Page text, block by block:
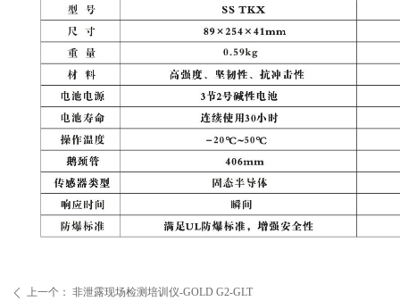
ꄴ 上一个： 非泄露现场检测培训仪-GOLD G2-GLT